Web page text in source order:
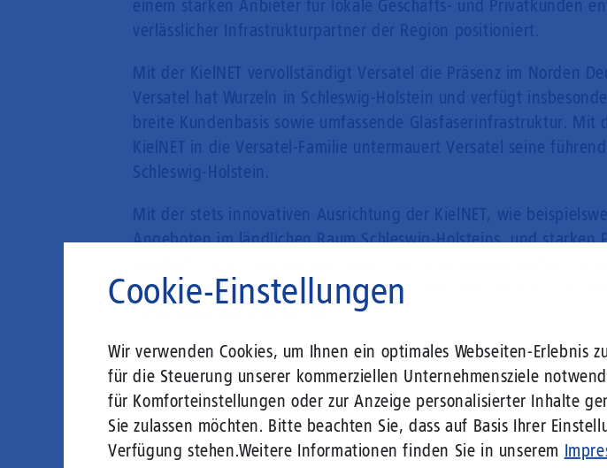
Cookie-Einstellungen
Wir verwenden Cookies, um Ihnen ein optimales Webseiten-Erlebnis
für die Steuerung unserer kommerziellen Unternehmensziele
für Komforteinstellungen oder zur Anzeige personalisierter Inhalte
Sie zulassen möchten. Bitte beachten Sie, dass auf Basis Ihrer
Verfügung stehen.Weitere Informationen finden Sie in unserem
einem starken Anbieter für lokale Geschäfts- und Privatkunden
verlässlicher Infrastrukturpartner der Region positioniert.
Mit der KielNET vervollständigt Versatel die Präsenz im Norden
Versatel hat Wurzeln in Schleswig-Holstein und verfügt
breite Kundenbasis sowie umfassende Glasfaserinfrastruktur. Mit
KielNET in die Versatel-Familie untermauert Versatel seine
Schleswig-Holstein.
Mit der stets innovativen Ausrichtung der KielNET, wie
Angeboten im ländlichen Raum Schleswig-Holsteins, und starken
gebündelten Stärken und Kompetenzen wird das Geschäft der
Zur Stärkung der Infrastruktur in der Region haben Versatel und
Rahmen der Übernahme der KielNET einen umfassenden und
Kooperationsvertrag unterzeichnet. Ziel ist es, den Unternehmen
der Region der Zukunftspartner für Vernetzungsleistungen und
sein.